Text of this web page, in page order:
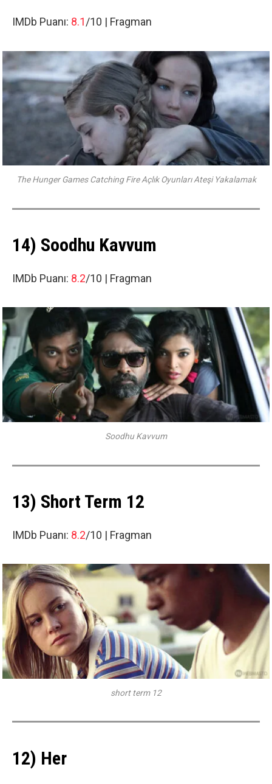
IMDb Puanı: 8.1/10 | Fragman
The Hunger Games Catching Fire Açlık Oyunları Ateşi Yakalamak
14) Soodhu Kavvum
IMDb Puanı: 8.2/10 | Fragman
Soodhu Kavvum
13) Short Term 12
IMDb Puanı: 8.2/10 | Fragman
short term 12
12) Her